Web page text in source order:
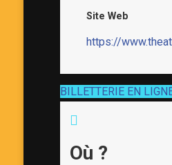
Site Web
https://
BILLETTERIE EN
Où ?